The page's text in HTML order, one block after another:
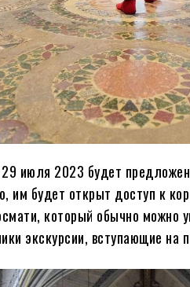
июля 2023 будет
им будет открыт доступ к
который обычно можно
экскурсии, вступающие